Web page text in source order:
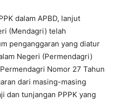
dalam APBD, lanjut
(Mendagri) telah
penganggaran yang diatur
Negeri (Permendagri)
Nomor 27 Tahun
dari masing-masing
dan tunjangan PPPK yang